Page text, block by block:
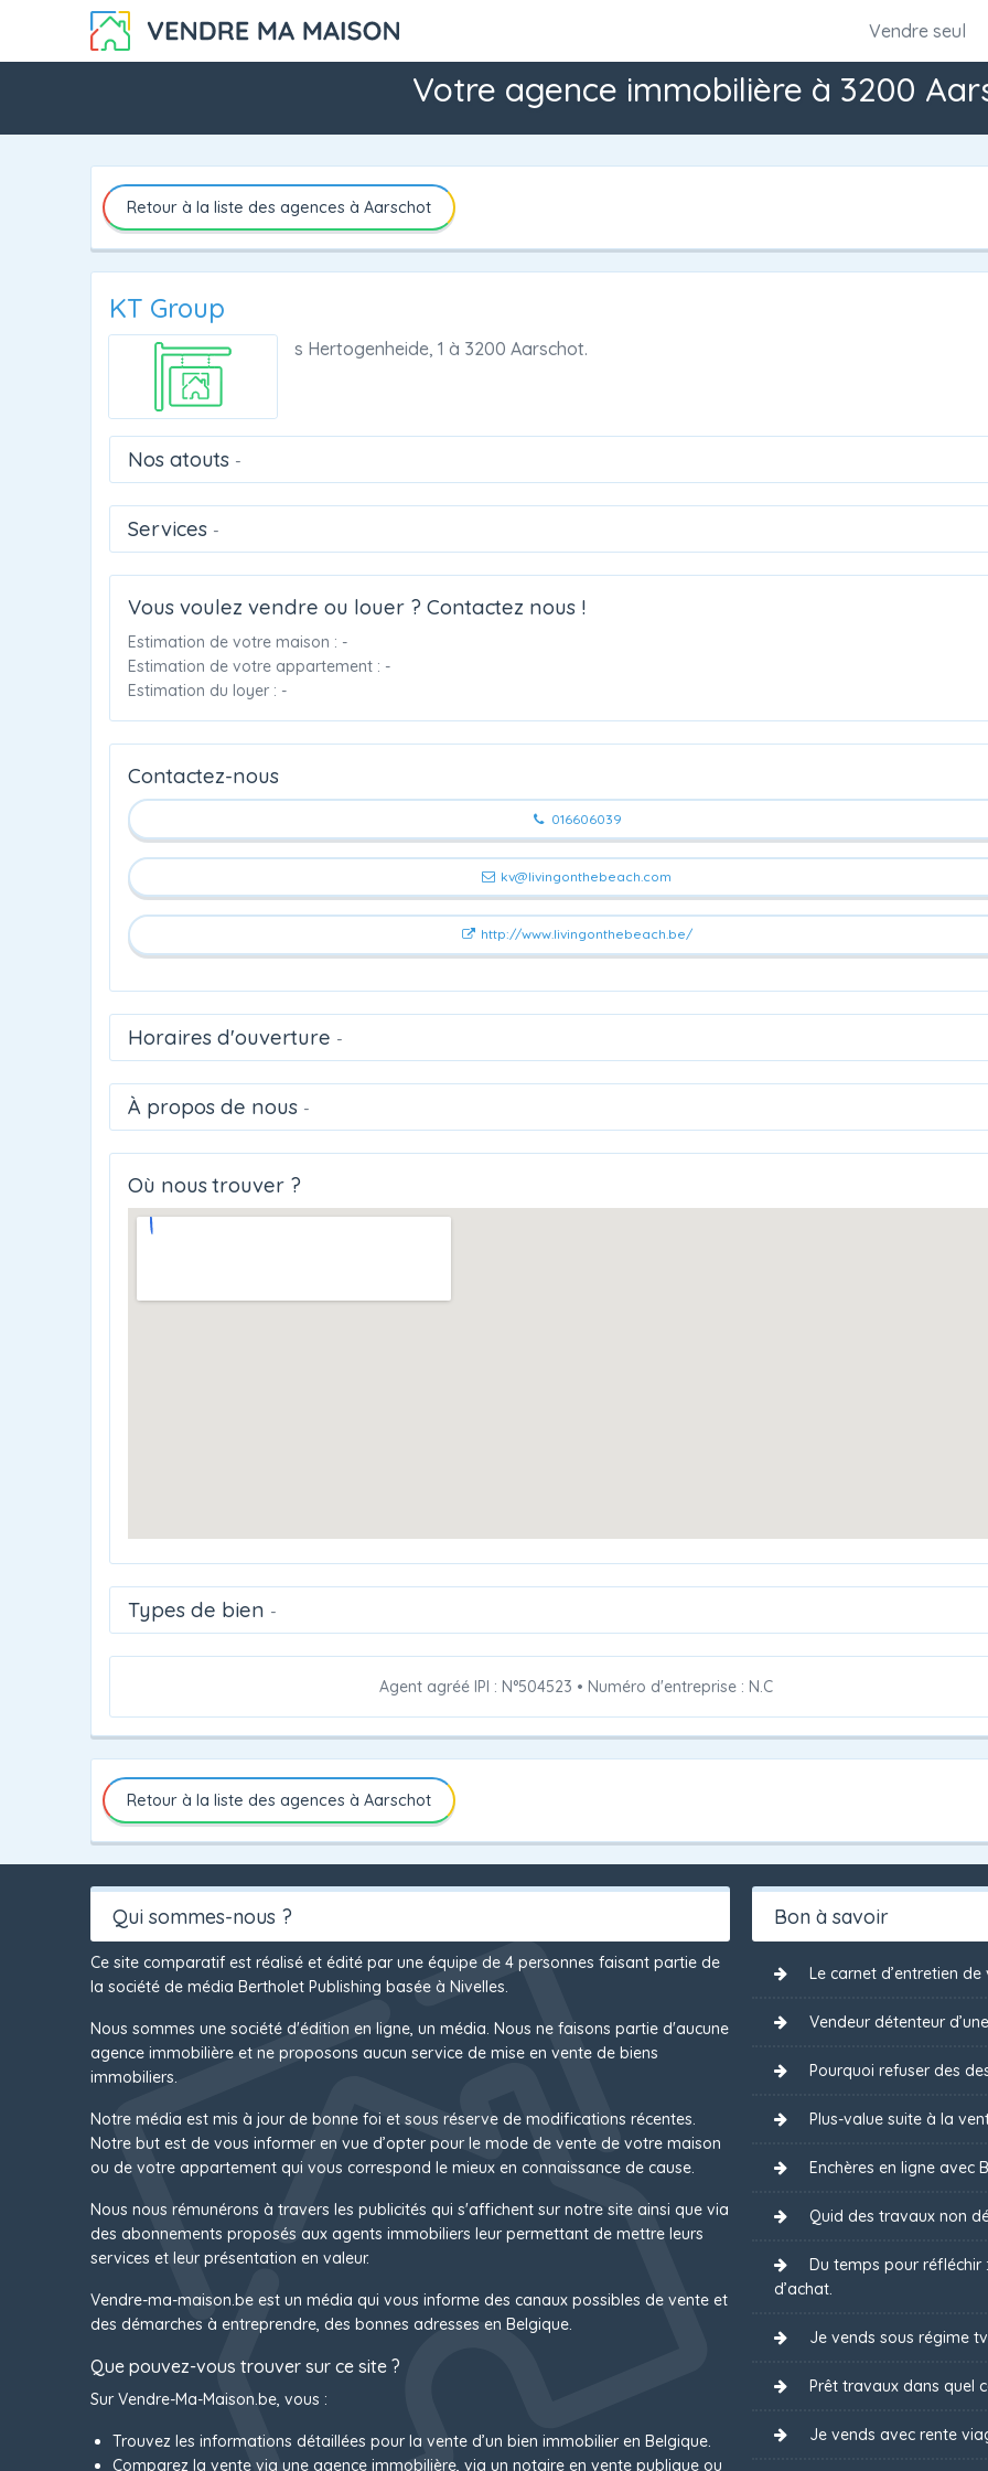
Vendre seul
Votre agence immobilière à 3200
Retour à la liste des agences à Aarschot
KT Group
s Hertogenheide, 1 à 3200 Aarschot.
Nos atouts -
Services -
Vous voulez vendre ou louer ? Contactez nous !
Estimation de votre maison : -
Estimation de votre appartement : -
Estimation du loyer : -
Contactez-nous
016606039
kv@livingonthebeach.com
http://www.livingonthebeach.be/
Horaires d'ouverture -
À propos de nous -
Où nous trouver ?
Types de bien -
Agent agréé IPI : N°504523 • Numéro d'entreprise : N.C
Retour à la liste des agences à Aarschot
Qui sommes-nous ?
Ce site comparatif est réalisé et édité par une équipe de 4 personnes faisant partie de
la société de média Bertholet Publishing basée à Nivelles.
Nous sommes une société d'édition en ligne, un média. Nous ne faisons partie d'aucune
agence immobilière et ne proposons aucun service de mise en vente de biens
immobiliers.
Notre média est mis à jour de bonne foi et sous réserve de modifications récentes.
Notre but est de vous informer en vue d’opter pour le mode de vente de votre maison
ou de votre appartement qui vous correspond le mieux en connaissance de cause.
Nous nous rémunérons à travers les publicités qui s'affichent sur notre site ainsi que via
des abonnements proposés aux agents immobiliers leur permettant de mettre leurs
services et leur présentation en valeur.
Vendre-ma-maison.be est un média qui vous informe des canaux possibles de vente et
des démarches à entreprendre, des bonnes adresses en Belgique.
Que pouvez-vous trouver sur ce site ?
Sur Vendre-Ma-Maison.be, vous :
Trouvez les informations détaillées pour la vente d’un bien immobilier en Belgique.
Comparez la vente via une agence immobilière, via un notaire en vente publique ou
Bon à savoir
Le carnet d’entretien
Vendeur détenteur
Pourquoi refuser des
Plus-value suite à la
Enchères en ligne avec
Quid des travaux non
Du temps pour
d’achat.
Je vends sous régime
Prêt travaux dans quel
Je vends avec rente